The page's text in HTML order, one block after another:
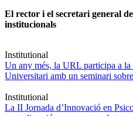
El rector i el secretari general
institucionals
Institutional
Un any més, la URL participa a la
Universitari amb un seminari
Institutional
La II Jornada d’Innovació en